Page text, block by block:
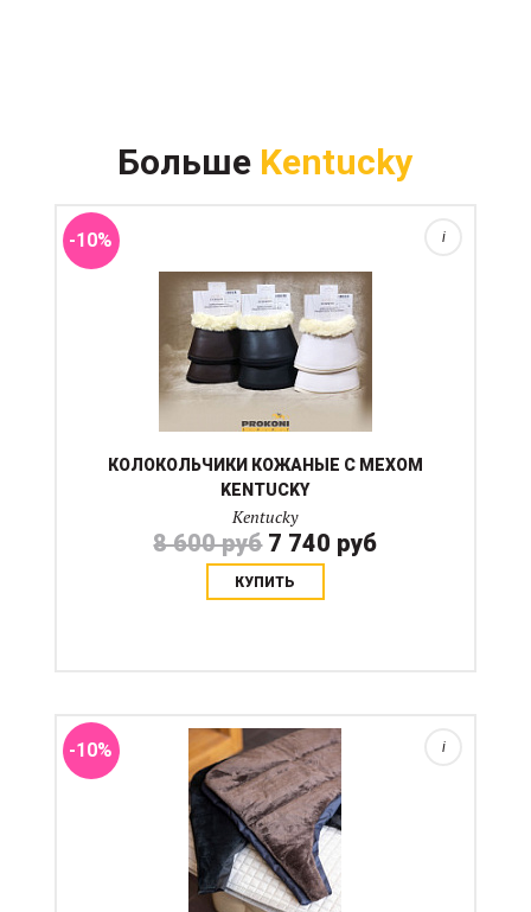
Больше Kentucky
-10%
практически неотличимы от натуральных в
классическом стиле, с надежной липучкой.
КОЛОКОЛЬЧИКИ КОЖАНЫЕ С МЕХОМ
KENTUCKY
Kentucky
8 600 руб 7 740 руб
КУПИТЬ
i
-10% i